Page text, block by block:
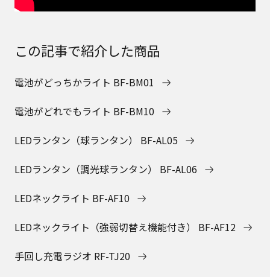
この記事で紹介した商品
電池がどっちかライト BF-BM01
電池がどれでもライト BF-BM10
LEDランタン（球ランタン） BF-AL05
LEDランタン（調光球ランタン） BF-AL06
LEDネックライト BF-AF10
LEDネックライト（強弱切替え機能付き） BF-AF12
手回し充電ラジオ RF-TJ20